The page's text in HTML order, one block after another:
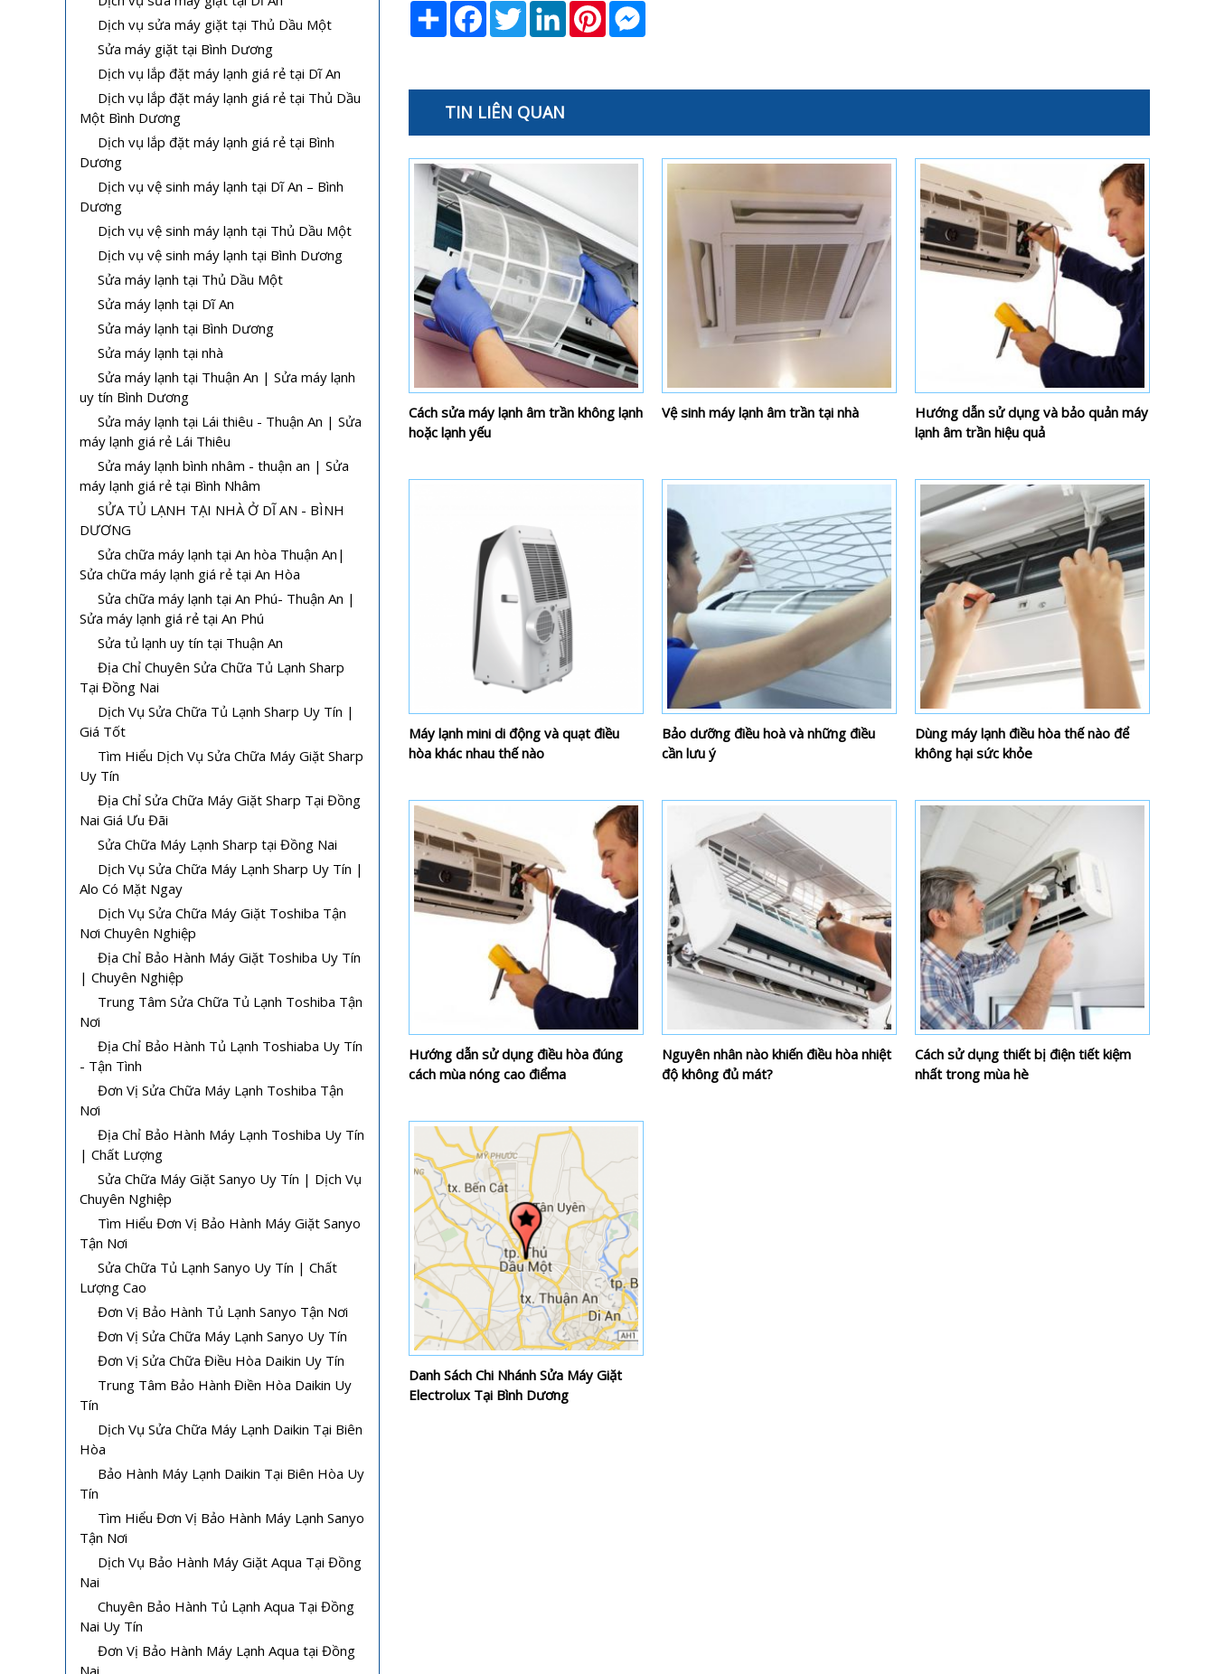
Share FacebookTwitter LinkedInPinterest
TIN LIÊN QUAN
Cách sửa máy lạnh âm trần không lạnh
hoặc lạnh yếu
Vệ sinh máy lạnh âm trần tại nhà
Hướng dẫn sử dụng và bảo quản máy
lạnh âm trần hiệu quả
Máy lạnh mini di động và quạt điều
hòa khác nhau thế nào
Bảo dưỡng điều hoà và những điều
cần lưu ý
Dùng máy lạnh điều hòa thế nào để
không hại sức khỏe
Hướng dẫn sử dụng điều hòa đúng
cách mùa nóng cao điểma
Nguyên nhân nào khiến điều hòa nhiệt
độ không đủ mát?
Cách sử dụng thiết bị điện tiết kiệm
nhất trong mùa hè
Danh Sách Chi Nhánh Sửa Máy Giặt
Electrolux Tại Bình Dương
Dịch vụ sửa máy giặt tại Thủ Dầu Một
Sửa máy giặt tại Bình Dương
Dịch vụ lắp đặt máy lạnh giá rẻ tại Dĩ An
Dịch vụ lắp đặt máy lạnh giá rẻ tại Thủ Dầu
Một Bình Dương
Dịch vụ lắp đặt máy lạnh giá rẻ tại Bình
Dương
Dịch vụ vệ sinh máy lạnh tại Dĩ An – Bình
Dương
Dịch vụ vệ sinh máy lạnh tại Thủ Dầu Một
Dịch vụ vệ sinh máy lạnh tại Bình Dương
Sửa máy lạnh tại Thủ Dầu Một
Sửa máy lạnh tại Dĩ An
Sửa máy lạnh tại Bình Dương
Sửa máy lạnh tại nhà
Sửa máy lạnh tại Thuận An | Sửa máy lạnh
uy tín Bình Dương
Sửa máy lạnh tại Lái thiêu - Thuận An | Sửa
máy lạnh giá rẻ Lái Thiêu
Sửa máy lạnh bình nhâm - thuận an | Sửa
máy lạnh giá rẻ tại Bình Nhâm
SỬA TỦ LẠNH TẠI NHÀ Ở DĨ AN - BÌNH
DƯƠNG
Sửa chữa máy lạnh tại An hòa Thuận An|
Sửa chữa máy lạnh giá rẻ tại An Hòa
Sửa chữa máy lạnh tại An Phú- Thuận An |
Sửa máy lạnh giá rẻ tại An Phú
Sửa tủ lạnh uy tín tại Thuận An
Địa Chỉ Chuyên Sửa Chữa Tủ Lạnh Sharp
Tại Đồng Nai
Dịch Vụ Sửa Chữa Tủ Lạnh Sharp Uy Tín |
Giá Tốt
Tìm Hiểu Dịch Vụ Sửa Chữa Máy Giặt Sharp
Uy Tín
Địa Chỉ Sửa Chữa Máy Giặt Sharp Tại Đồng
Nai Giá Ưu Đãi
Sửa Chữa Máy Lạnh Sharp tại Đồng Nai
Dịch Vụ Sửa Chữa Máy Lạnh Sharp Uy Tín |
Alo Có Mặt Ngay
Dịch Vụ Sửa Chữa Máy Giặt Toshiba Tận
Nơi Chuyên Nghiệp
Địa Chỉ Bảo Hành Máy Giặt Toshiba Uy Tín
| Chuyên Nghiệp
Trung Tâm Sửa Chữa Tủ Lạnh Toshiba Tận
Nơi
Địa Chỉ Bảo Hành Tủ Lạnh Toshiaba Uy Tín
- Tận Tình
Đơn Vị Sửa Chữa Máy Lạnh Toshiba Tận
Nơi
Địa Chỉ Bảo Hành Máy Lạnh Toshiba Uy Tín
| Chất Lượng
Sửa Chữa Máy Giặt Sanyo Uy Tín | Dịch Vụ
Chuyên Nghiệp
Tìm Hiểu Đơn Vị Bảo Hành Máy Giặt Sanyo
Tận Nơi
Sửa Chữa Tủ Lạnh Sanyo Uy Tín | Chất
Lượng Cao
Đơn Vị Bảo Hành Tủ Lạnh Sanyo Tận Nơi
Đơn Vị Sửa Chữa Máy Lạnh Sanyo Uy Tín
Đơn Vị Sửa Chữa Điều Hòa Daikin Uy Tín
Trung Tâm Bảo Hành Điền Hòa Daikin Uy
Tín
Dịch Vụ Sửa Chữa Máy Lạnh Daikin Tại Biên
Hòa
Bảo Hành Máy Lạnh Daikin Tại Biên Hòa Uy
Tín
Tìm Hiểu Đơn Vị Bảo Hành Máy Lạnh Sanyo
Tận Nơi
Dịch Vụ Bảo Hành Máy Giặt Aqua Tại Đồng
Nai
Chuyên Bảo Hành Tủ Lạnh Aqua Tại Đồng
Nai Uy Tín
Đơn Vị Bảo Hành Máy Lạnh Aqua tại Đồng
Nai